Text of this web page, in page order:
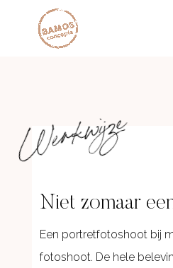
Werkwijze
Niet zomaar
Een portretfotoshoot bij
fotoshoot. De hele